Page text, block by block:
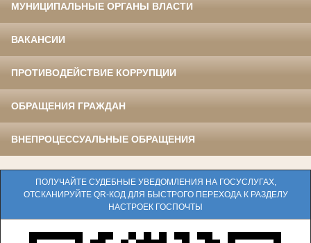
МУНИЦИПАЛЬНЫЕ ОРГАНЫ ВЛАСТИ
ВАКАНСИИ
ПРОТИВОДЕЙСТВИЕ КОРРУПЦИИ
ОБРАЩЕНИЯ ГРАЖДАН
ВНЕПРОЦЕССУАЛЬНЫЕ ОБРАЩЕНИЯ
ПОЛУЧАЙТЕ СУДЕБНЫЕ УВЕДОМЛЕНИЯ НА ГОСУСЛУГАХ,
ОТСКАНИРУЙТЕ QR-КОД ДЛЯ БЫСТРОГО ПЕРЕХОДА К РАЗДЕЛУ
НАСТРОЕК ГОСПОЧТЫ